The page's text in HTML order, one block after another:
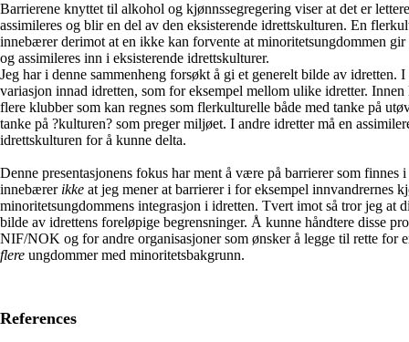
Barrierene knyttet til alkohol og kjønnssegregering viser at det er
assimileres og blir en del av den eksisterende idrettskulturen. En
innebærer derimot at en ikke kan forvente at minoritetsungdommen
og assimileres inn i eksisterende idrettskulturer.
Jeg har i denne sammenheng forsøkt å gi et generelt bilde av idretten.
variasjon innad idretten, som for eksempel mellom ulike idretter.
flere klubber som kan regnes som flerkulturelle både med tanke på
tanke på ?kulturen? som preger miljøet. I andre idretter må en
idrettskulturen for å kunne delta.
Denne presentasjonens fokus har ment å være på barrierer som finnes
innebærer ikke at jeg mener at barrierer i for eksempel innvandrernes
minoritetsungdommens integrasjon i idretten. Tvert imot så tror jeg at
bilde av idrettens foreløpige begrensninger. Å kunne håndtere disse
NIF/NOK og for andre organisasjoner som ønsker å legge til rette for
flere ungdommer med minoritetsbakgrunn.
References